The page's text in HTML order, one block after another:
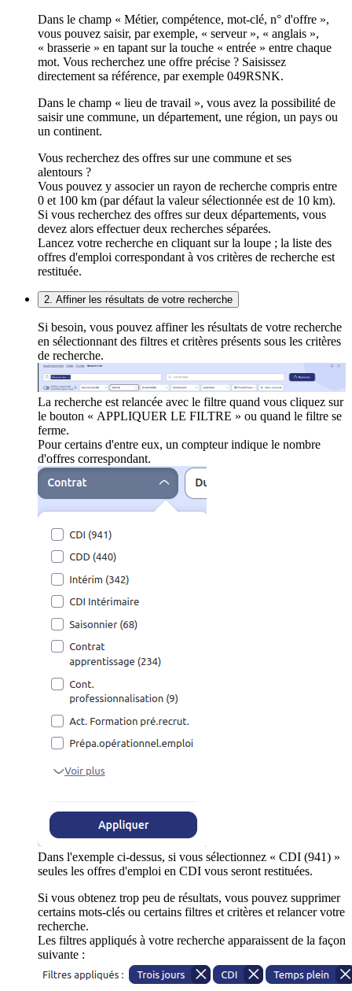
Dans le champ « Métier, compétence, mot-clé, n° d'offre »,
vous pouvez saisir, par exemple, « serveur », « anglais »,
« brasserie » en tapant sur la touche « entrée » entre chaque
mot. Vous recherchez une offre précise ? Saisissez
directement sa référence, par exemple 049RSNK.
Dans le champ « lieu de travail », vous avez la possibilité de
saisir une commune, un département, une région, un pays ou
un continent.
Vous recherchez des offres sur une commune et ses
alentours ?
Vous pouvez y associer un rayon de recherche compris entre
0 et 100 km (par défaut la valeur sélectionnée est de 10 km).
Si vous recherchez des offres sur deux départements, vous
devez alors effectuer deux recherches séparées.
Lancez votre recherche en cliquant sur la loupe ; la liste des
offres d'emploi correspondant à vos critères de recherche est
restituée.
2. Affiner les résultats de votre recherche
Si besoin, vous pouvez affiner les résultats de votre recherche
en sélectionnant des filtres et critères présents sous les critères
de recherche.
La recherche est relancée avec le filtre quand vous cliquez sur
le bouton « APPLIQUER LE FILTRE » ou quand le filtre se
ferme.
Pour certains d'entre eux, un compteur indique le nombre
d'offres correspondant.
Dans l'exemple ci-dessus, si vous sélectionnez « CDI (941) »
seules les offres d'emploi en CDI vous seront restituées.
Si vous obtenez trop peu de résultats, vous pouvez supprimer
certains mots-clés ou certains filtres et critères et relancer votre
recherche.
Les filtres appliqués à votre recherche apparaissent de la façon
suivante :